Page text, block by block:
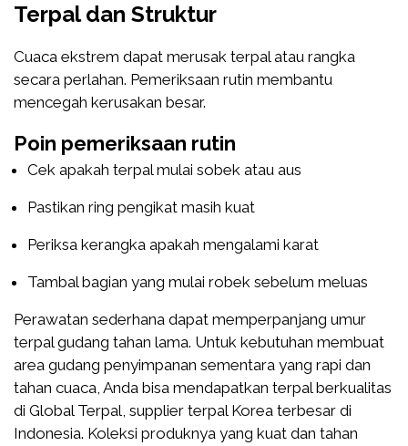
Terpal dan Struktur
Cuaca ekstrem dapat merusak terpal atau rangka
secara perlahan. Pemeriksaan rutin membantu
mencegah kerusakan besar.
Poin pemeriksaan rutin
Cek apakah terpal mulai sobek atau aus
Pastikan ring pengikat masih kuat
Periksa kerangka apakah mengalami karat
Tambal bagian yang mulai robek sebelum meluas
Perawatan sederhana dapat memperpanjang umur
terpal gudang tahan lama. Untuk kebutuhan membuat
area gudang penyimpanan sementara yang rapi dan
tahan cuaca, Anda bisa mendapatkan terpal berkualitas
di Global Terpal, supplier terpal Korea terbesar di
Indonesia. Koleksi produknya yang kuat dan tahan